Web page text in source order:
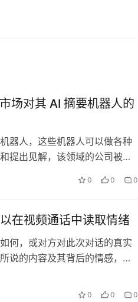
场对其 AI 摘要机器人的
器人，这些机器人可以做各种
提出见解，该领域的公司被迫
0 0 0
在视频通话中读取情绪
何，或对方对此次对话的真实
说的内容及其背后的情感，那
0 0 0